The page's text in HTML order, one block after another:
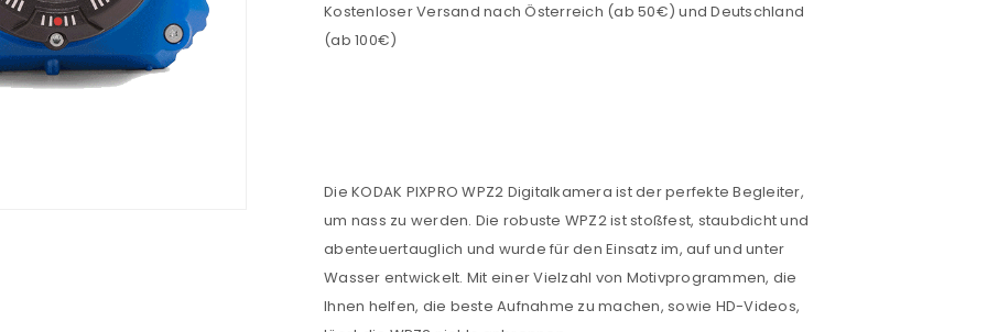
Kostenloser Versand nach Österreich (ab 50€) und Deutschland
(ab 100€)
Die KODAK PIXPRO WPZ2 Digitalkamera ist der perfekte Begleiter,
um nass zu werden. Die robuste WPZ2 ist stoßfest, staubdicht und
abenteuertauglich und wurde für den Einsatz im, auf und unter
Wasser entwickelt. Mit einer Vielzahl von Motivprogrammen, die
Ihnen helfen, die beste Aufnahme zu machen, sowie HD-Videos,